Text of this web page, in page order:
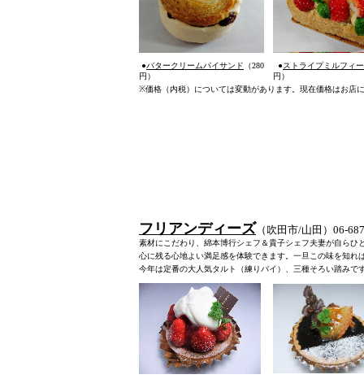
●バタークリームパイサンド （280
円）
●ストライプミルフィ
円）
※価格（内税）については変動があります。現在価格はお店
フリアンディーズ （吹田市/山田）06-
素材にこだわり、綿本博行シェフ＆貴子シェフ夫妻が自ら
心に残る心地よい満足感を体験できます。一旦この味を知れ
今年は定番の大人気タルト（練りパイ）、三種そろい踏み